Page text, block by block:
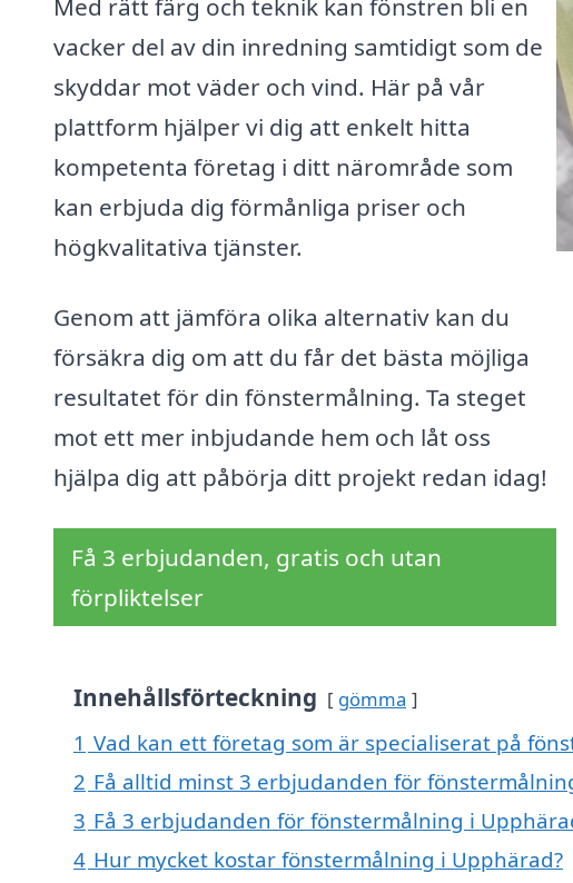
Med rätt färg och teknik kan fönstren bli en
vacker del av din inredning samtidigt som de
skyddar mot väder och vind. Här på vår
plattform hjälper vi dig att enkelt hitta
kompetenta företag i ditt närområde som
kan erbjuda dig förmånliga priser och
högkvalitativa tjänster.
Genom att jämföra olika alternativ kan du
försäkra dig om att du får det bästa möjliga
resultatet för din fönstermålning. Ta steget
mot ett mer inbjudande hem och låt oss
hjälpa dig att påbörja ditt projekt redan idag!
Få 3 erbjudanden, gratis och utan
förpliktelser
Innehållsförteckning gömma
1 Vad kan ett företag som är specialiserat på
2 Få alltid minst 3 erbjudanden för
3 Få 3 erbjudanden för fönstermålning i
4 Hur mycket kostar fönstermålning i Upphärad?